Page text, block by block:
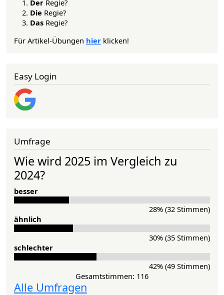
Der Regie?
Die Regie?
Das Regie?
Für Artikel-Übungen hier klicken!
Easy Login
Umfrage
Wie wird 2025 im Vergleich zu
2024?
besser
28% (32 Stimmen)
ähnlich
30% (35 Stimmen)
schlechter
42% (49 Stimmen)
Gesamtstimmen: 116
Alle Umfragen